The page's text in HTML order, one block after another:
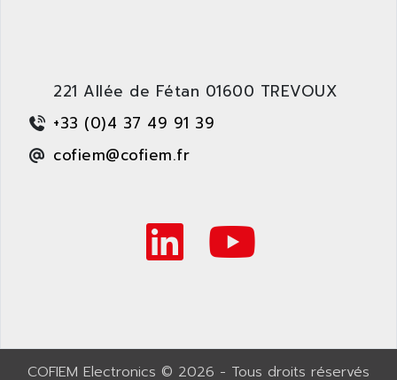
221 Allée de Fétan 01600 TREVOUX
+33 (0)4 37 49 91 39
cofiem@cofiem.fr
COFIEM Electronics © 2026 - Tous droits réservés